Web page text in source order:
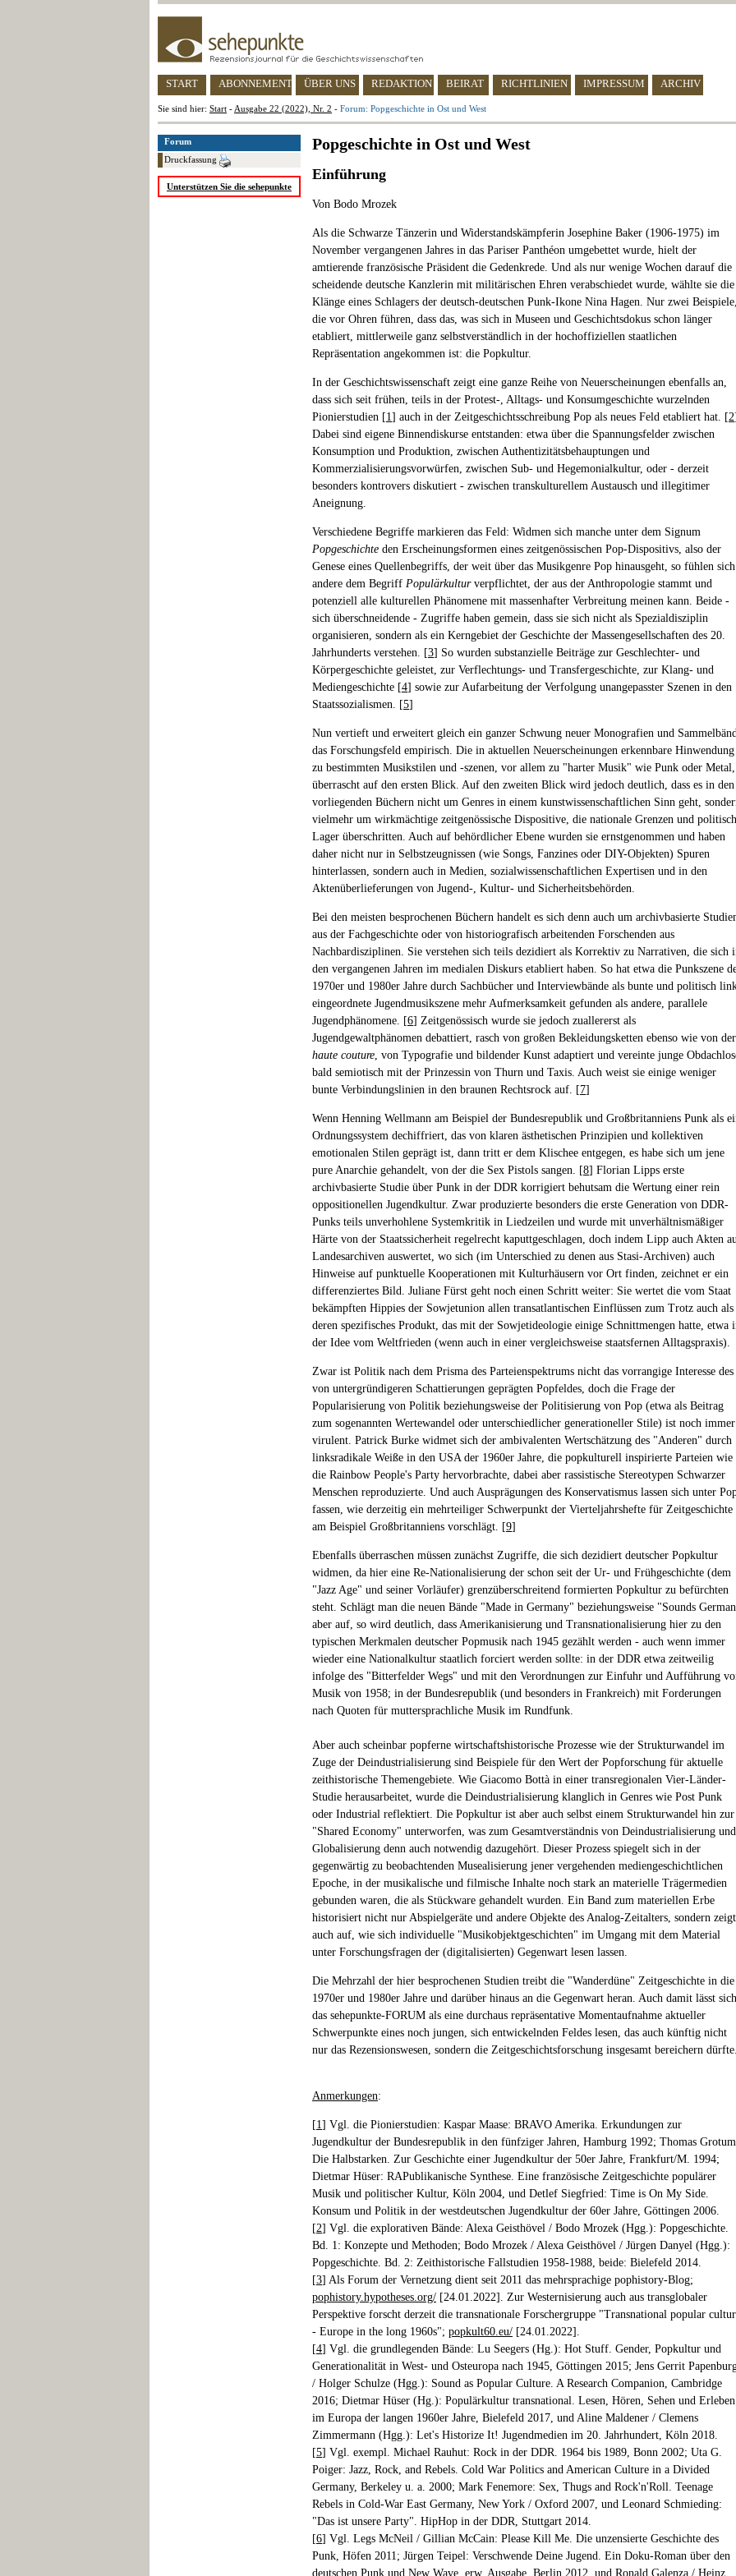
START ABONNEMENT ÜBER UNS REDAKTION BEIRAT RICHTLINIEN IMPRESSUM ARCHIV
Sie sind hier: Start - Ausgabe 22 (2022), Nr. 2 - Forum: Popgeschichte in Ost und West
Forum
Druckfassung
Unterstützen Sie die sehepunkte
Popgeschichte in Ost und West
Einführung
Von Bodo Mrozek
Als die Schwarze Tänzerin und Widerstandskämpferin Josephine Baker (1906-1975) im
November vergangenen Jahres in das Pariser Panthéon umgebettet wurde, hielt der
amtierende französische Präsident die Gedenkrede. Und als nur wenige Wochen darauf die
scheidende deutsche Kanzlerin mit militärischen Ehren verabschiedet wurde, wählte sie die
Klänge eines Schlagers der deutsch-deutschen Punk-Ikone Nina Hagen. Nur zwei
die vor Ohren führen, dass das, was sich in Museen und Geschichtsdokus schon länger
etabliert, mittlerweile ganz selbstverständlich in der hochoffiziellen staatlichen
Repräsentation angekommen ist: die Popkultur.
In der Geschichtswissenschaft zeigt eine ganze Reihe von Neuerscheinungen ebenfalls an,
dass sich seit frühen, teils in der Protest-, Alltags- und Konsumgeschichte wurzelnden
Pionierstudien [1] auch in der Zeitgeschichtsschreibung Pop als neues Feld etabliert hat. [2
Dabei sind eigene Binnendiskurse entstanden: etwa über die Spannungsfelder zwischen
Konsumption und Produktion, zwischen Authentizitätsbehauptungen und
Kommerzialisierungsvorwürfen, zwischen Sub- und Hegemonialkultur, oder - derzeit
besonders kontrovers diskutiert - zwischen transkulturellem Austausch und illegitimer
Aneignung.
Verschiedene Begriffe markieren das Feld: Widmen sich manche unter dem Signum
Popgeschichte den Erscheinungsformen eines zeitgenössischen Pop-Dispositivs, also der
Genese eines Quellenbegriffs, der weit über das Musikgenre Pop hinausgeht, so fühlen sich
andere dem Begriff Populärkulturverpflichtet, der aus der Anthropologie stammt und
potenziell alle kulturellen Phänomene mit massenhafter Verbreitung meinen kann. Beide -
sich überschneidende - Zugriffe haben gemein, dass sie sich nicht als Spezialdisziplin
organisieren, sondern als ein Kerngebiet der Geschichte der Massengesellschaften des 20.
Jahrhunderts verstehen. [3] So wurden substanzielle Beiträge zur Geschlechter- und
Körpergeschichte geleistet, zur Verflechtungs- und Transfergeschichte, zur Klang- und
Mediengeschichte [4] sowie zur Aufarbeitung der Verfolgung unangepasster Szenen in den
Staatssozialismen. [5]
Nun vertieft und erweitert gleich ein ganzer Schwung neuer Monografien und
das Forschungsfeld empirisch. Die in aktuellen Neuerscheinungen erkennbare Hinwendung
zu bestimmten Musikstilen und -szenen, vor allem zu "harter Musik" wie Punk oder Metal,
überrascht auf den ersten Blick. Auf den zweiten Blick wird jedoch deutlich, dass es in den
vorliegenden Büchern nicht um Genres in einem kunstwissenschaftlichen Sinn geht,
vielmehr um wirkmächtige zeitgenössische Dispositive, die nationale Grenzen und
Lager überschritten. Auch auf behördlicher Ebene wurden sie ernstgenommen und haben
daher nicht nur in Selbstzeugnissen (wie Songs, Fanzines oder DIY-Objekten) Spuren
hinterlassen, sondern auch in Medien, sozialwissenschaftlichen Expertisen und in den
Aktenüberlieferungen von Jugend-, Kultur- und Sicherheitsbehörden.
Bei den meisten besprochenen Büchern handelt es sich denn auch um archivbasierte
aus der Fachgeschichte oder von historiografisch arbeitenden Forschenden aus
Nachbardisziplinen. Sie verstehen sich teils dezidiert als Korrektiv zu Narrativen, die sich
den vergangenen Jahren im medialen Diskurs etabliert haben. So hat etwa die Punkszene
1970er und 1980er Jahre durch Sachbücher und Interviewbände als bunte und politisch
eingeordnete Jugendmusikszene mehr Aufmerksamkeit gefunden als andere, parallele
Jugendphänomene. [6] Zeitgenössisch wurde sie jedoch zuallererst als
Jugendgewaltphänomen debattiert, rasch von großen Bekleidungsketten ebenso wie von der
haute couture, von Typografie und bildender Kunst adaptiert und vereinte junge
bald semiotisch mit der Prinzessin von Thurn und Taxis. Auch weist sie einige weniger
bunte Verbindungslinien in den braunen Rechtsrock auf. [7]
Wenn Henning Wellmann am Beispiel der Bundesrepublik und Großbritanniens Punk als
Ordnungssystem dechiffriert, das von klaren ästhetischen Prinzipien und kollektiven
emotionalen Stilen geprägt ist, dann tritt er dem Klischee entgegen, es habe sich um jene
pure Anarchie gehandelt, von der die Sex Pistols sangen. [8] Florian Lipps erste
archivbasierte Studie über Punk in der DDR korrigiert behutsam die Wertung einer rein
oppositionellen Jugendkultur. Zwar produzierte besonders die erste Generation von DDR-
Punks teils unverhohlene Systemkritik in Liedzeilen und wurde mit unverhältnismäßiger
Härte von der Staatssicherheit regelrecht kaputtgeschlagen, doch indem Lipp auch Akten
Landesarchiven auswertet, wo sich (im Unterschied zu denen aus Stasi-Archiven) auch
Hinweise auf punktuelle Kooperationen mit Kulturhäusern vor Ort finden, zeichnet er ein
differenziertes Bild. Juliane Fürst geht noch einen Schritt weiter: Sie wertet die vom Staat
bekämpften Hippies der Sowjetunion allen transatlantischen Einflüssen zum Trotz auch als
deren spezifisches Produkt, das mit der Sowjetideologie einige Schnittmengen hatte, etwa
der Idee vom Weltfrieden (wenn auch in einer vergleichsweise staatsfernen Alltagspraxis).
Zwar ist Politik nach dem Prisma des Parteienspektrums nicht das vorrangige Interesse des
von untergründigeren Schattierungen geprägten Popfeldes, doch die Frage der
Popularisierung von Politik beziehungsweise der Politisierung von Pop (etwa als Beitrag
zum sogenannten Wertewandel oder unterschiedlicher generationeller Stile) ist noch immer
virulent. Patrick Burke widmet sich der ambivalenten Wertschätzung des "Anderen" durch
linksradikale Weiße in den USA der 1960er Jahre, die popkulturell inspirierte Parteien wie
die Rainbow People's Party hervorbrachte, dabei aber rassistische Stereotypen Schwarzer
Menschen reproduzierte. Und auch Ausprägungen des Konservatismus lassen sich unter
fassen, wie derzeitig ein mehrteiliger Schwerpunkt der Vierteljahrshefte für Zeitgeschichte
am Beispiel Großbritanniens vorschlägt. [9]
Ebenfalls überraschen müssen zunächst Zugriffe, die sich dezidiert deutscher Popkultur
widmen, da hier eine Re-Nationalisierung der schon seit der Ur- und Frühgeschichte (dem
"Jazz Age" und seiner Vorläufer) grenzüberschreitend formierten Popkultur zu befürchten
steht. Schlägt man die neuen Bände "Made in Germany" beziehungsweise "Sounds
aber auf, so wird deutlich, dass Amerikanisierung und Transnationalisierung hier zu den
typischen Merkmalen deutscher Popmusik nach 1945 gezählt werden - auch wenn immer
wieder eine Nationalkultur staatlich forciert werden sollte: in der DDR etwa zeitweilig
infolge des "Bitterfelder Wegs" und mit den Verordnungen zur Einfuhr und Aufführung
Musik von 1958; in der Bundesrepublik (und besonders in Frankreich) mit Forderungen
nach Quoten für muttersprachliche Musik im Rundfunk.
Aber auch scheinbar popferne wirtschaftshistorische Prozesse wie der Strukturwandel im
Zuge der Deindustrialisierung sind Beispiele für den Wert der Popforschung für aktuelle
zeithistorische Themengebiete. Wie Giacomo Bottà in einer transregionalen Vier-Länder-
Studie herausarbeitet, wurde die Deindustrialisierung klanglich in Genres wie Post Punk
oder Industrial reflektiert. Die Popkultur ist aber auch selbst einem Strukturwandel hin zur
"Shared Economy" unterworfen, was zum Gesamtverständnis von Deindustrialisierung und
Globalisierung denn auch notwendig dazugehört. Dieser Prozess spiegelt sich in der
gegenwärtig zu beobachtenden Musealisierung jener vergehenden mediengeschichtlichen
Epoche, in der musikalische und filmische Inhalte noch stark an materielle Trägermedien
gebunden waren, die als Stückware gehandelt wurden. Ein Band zum materiellen Erbe
historisiert nicht nur Abspielgeräte und andere Objekte des Analog-Zeitalters, sondern zeigt
auch auf, wie sich individuelle "Musikobjektgeschichten" im Umgang mit dem Material
unter Forschungsfragen der (digitalisierten) Gegenwart lesen lassen.
Die Mehrzahl der hier besprochenen Studien treibt die "Wanderdüne" Zeitgeschichte in die
1970er und 1980er Jahre und darüber hinaus an die Gegenwart heran. Auch damit lässt sich
das sehepunkte-FORUM als eine durchaus repräsentative Momentaufnahme aktueller
Schwerpunkte eines noch jungen, sich entwickelnden Feldes lesen, das auch künftig nicht
nur das Rezensionswesen, sondern die Zeitgeschichtsforschung insgesamt bereichern
Anmerkungen:
[1] Vgl. die Pionierstudien: Kaspar Maase: BRAVO Amerika. Erkundungen zur
Jugendkultur der Bundesrepublik in den fünfziger Jahren, Hamburg 1992; Thomas
Die Halbstarken. Zur Geschichte einer Jugendkultur der 50er Jahre, Frankfurt/M. 1994;
Dietmar Hüser: RAPublikanische Synthese. Eine französische Zeitgeschichte populärer
Musik und politischer Kultur, Köln 2004, und Detlef Siegfried: Time is On My Side.
Konsum und Politik in der westdeutschen Jugendkultur der 60er Jahre, Göttingen 2006.
[2] Vgl. die explorativen Bände: Alexa Geisthövel / Bodo Mrozek (Hgg.): Popgeschichte.
Bd. 1: Konzepte und Methoden; Bodo Mrozek / Alexa Geisthövel / Jürgen Danyel (Hgg.):
Popgeschichte. Bd. 2: Zeithistorische Fallstudien 1958-1988, beide: Bielefeld 2014.
[3] Als Forum der Vernetzung dient seit 2011 das mehrsprachige pophistory-Blog;
pophistory.hypotheses.org/ [24.01.2022]. Zur Westernisierung auch aus transglobaler
Perspektive forscht derzeit die transnationale Forschergruppe "Transnational popular
- Europe in the long 1960s"; popkult60.eu/ [24.01.2022].
[4] Vgl. die grundlegenden Bände: Lu Seegers (Hg.): Hot Stuff. Gender, Popkultur und
Generationalität in West- und Osteuropa nach 1945, Göttingen 2015; Jens Gerrit
/ Holger Schulze (Hgg.): Sound as Popular Culture. A Research Companion, Cambridge
2016; Dietmar Hüser (Hg.): Populärkultur transnational. Lesen, Hören, Sehen und Erleben
im Europa der langen 1960er Jahre, Bielefeld 2017, und Aline Maldener / Clemens
Zimmermann (Hgg.): Let's Historize It! Jugendmedien im 20. Jahrhundert, Köln 2018.
[5] Vgl. exempl. Michael Rauhut: Rock in der DDR. 1964 bis 1989, Bonn 2002; Uta G.
Poiger: Jazz, Rock, and Rebels. Cold War Politics and American Culture in a Divided
Germany, Berkeley u. a. 2000; Mark Fenemore: Sex, Thugs and Rock'n'Roll. Teenage
Rebels in Cold-War East Germany, New York / Oxford 2007, und Leonard Schmieding:
"Das ist unsere Party". HipHop in der DDR, Stuttgart 2014.
[6] Vgl. Legs McNeil / Gillian McCain: Please Kill Me. Die unzensierte Geschichte des
Punk, Höfen 2011; Jürgen Teipel: Verschwende Deine Jugend. Ein Doku-Roman über den
deutschen Punk und New Wave, erw. Ausgabe, Berlin 2012, und Ronald Galenza / Heinz